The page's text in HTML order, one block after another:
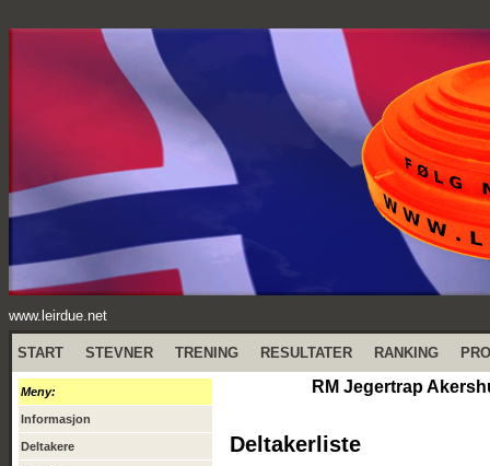
www.leirdue.net
START STEVNER TRENING RESULTATER RANKING
Meny:
Informasjon
Deltakere
RM Jegertrap
Deltakerliste